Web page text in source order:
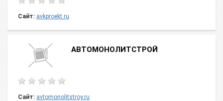
Сайт: avkproekt.ru
АВТОМОНОЛИТСТРОЙ
Сайт: avtomonolitstroy.ru